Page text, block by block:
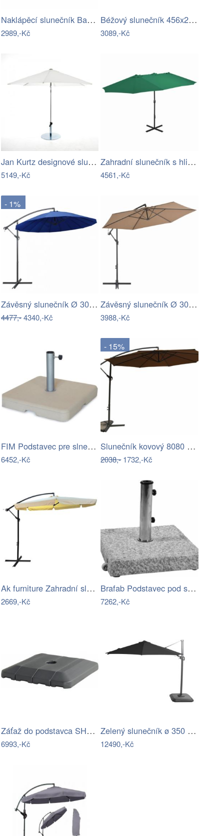
Naklápěcí slunečník Basic Lift Neo
2989,-Kč
Béžový slunečník 456x270 cm Double -…
3089,-Kč
Jan Kurtz designové slunečníky Elba…
5149,-Kč
Zahradní slunečník s hliníkovou tyčí…
4561,-Kč
- 1%
Závěsný slunečník Ø 300 cm hliníková…
4477,-4340,-Kč
Závěsný slunečník Ø 300 cm
3988,-Kč
FIM Podstavec pre slnečník PLANT II Mdum
6452,-Kč
- 15%
Slunečník kovový 8080 ø350 ROJAPLAST
2038,-1732,-Kč
Ak furniture Zahradní slunečník CYNIA s…
2669,-Kč
Brafab Podstavec pod slnečník MITO 50kg…
7262,-Kč
Záťaž do podstavca SHADOWFLEX 2 Mdum
6993,-Kč
Zelený slunečník ø 350 cm Shadowflex –…
12490,-Kč